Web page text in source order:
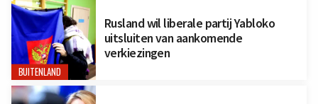
BUITENLAND
Rusland wil liberale partij Yabloko
uitsluiten van aankomende
verkiezingen